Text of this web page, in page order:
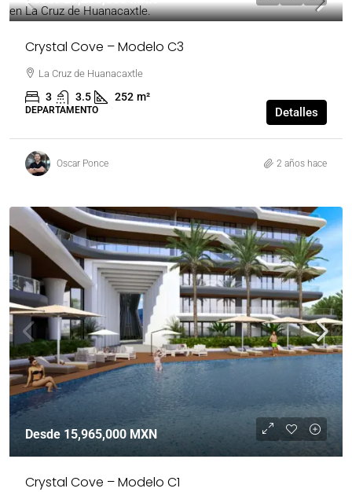
Crystal Cove – Modelo C3
La Cruz de Huanacaxtle
3 3.5 252 m²
DEPARTAMENTO Detalles
Oscar Ponce 2 años hace
Desde 15,965,000 MXN
Crystal Cove – Modelo C1